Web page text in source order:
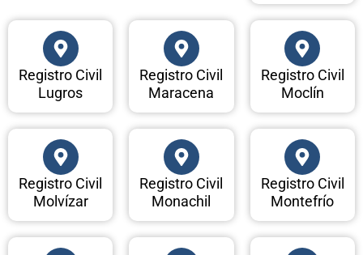
Registro Civil
Lugros
Registro Civil
Maracena
Registro Civil
Moclín
Registro Civil
Molvízar
Registro Civil
Monachil
Registro Civil
Montefrío